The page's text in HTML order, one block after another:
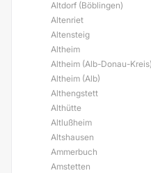
Altdorf (Böblingen)
Altenriet
Altensteig
Altheim
Altheim (Alb-Donau-Kreis)
Altheim (Alb)
Althengstett
Althütte
Altlußheim
Altshausen
Ammerbuch
Amstetten